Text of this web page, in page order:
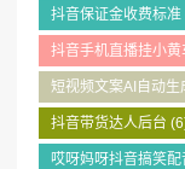
抖音保证金收费标准
抖音手机直播挂小黄
短视频文案AI自动生
抖音带货达人后台
哎呀妈呀抖音搞笑配